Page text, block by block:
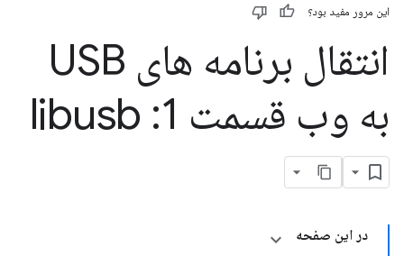
این مرور مفید بود؟
انتقال برنامه های USB
به وب قسمت 1: libusb
در این صفحه